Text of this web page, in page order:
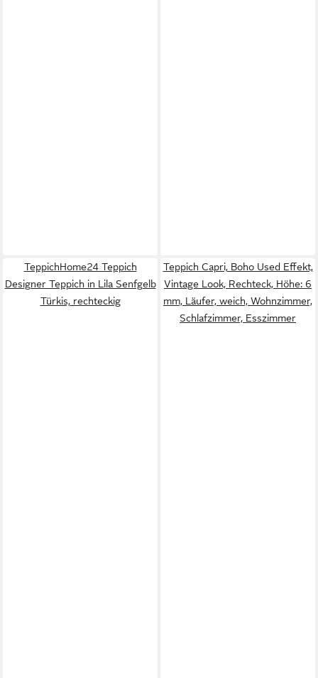
TeppichHome24 Teppich
Designer Teppich in Lila Senfgelb
Türkis, rechteckig
Teppich Capri, Boho Used Effekt,
Vintage Look, Rechteck, Höhe: 6
mm, Läufer, weich, Wohnzimmer,
Schlafzimmer, Esszimmer